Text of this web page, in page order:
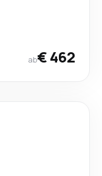
ab€ 462